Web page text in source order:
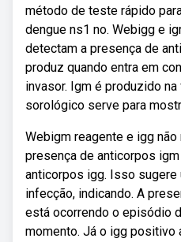
método de teste rápido
dengue ns1 no. Webigg e
detectam a presença de
produz quando entra em
invasor. Igm é produzido
sorológico serve para
Webigm reagente e igg não
presença de anticorpos
anticorpos igg. Isso sugere
infecção, indicando. A
está ocorrendo o episódio
momento. Já o igg positivo